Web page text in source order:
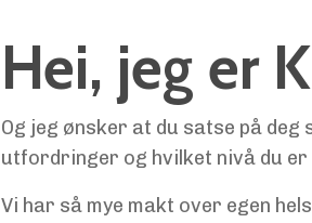
Hei, jeg er
Og jeg ønsker at du satse på deg
utfordringer og hvilket nivå du er
Vi har så mye makt over egen